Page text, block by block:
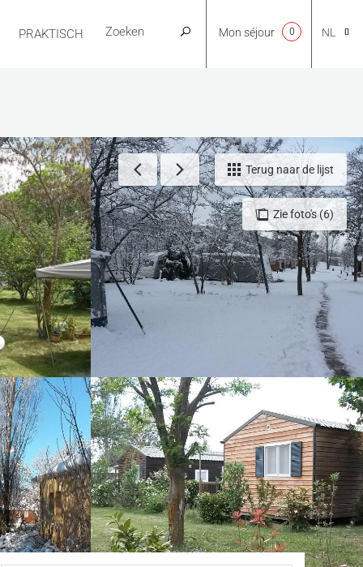
PRAKTISCH NL
EN
FR
ES
Mon séjour 0
Zie foto's (6)
Terug naar de lijst